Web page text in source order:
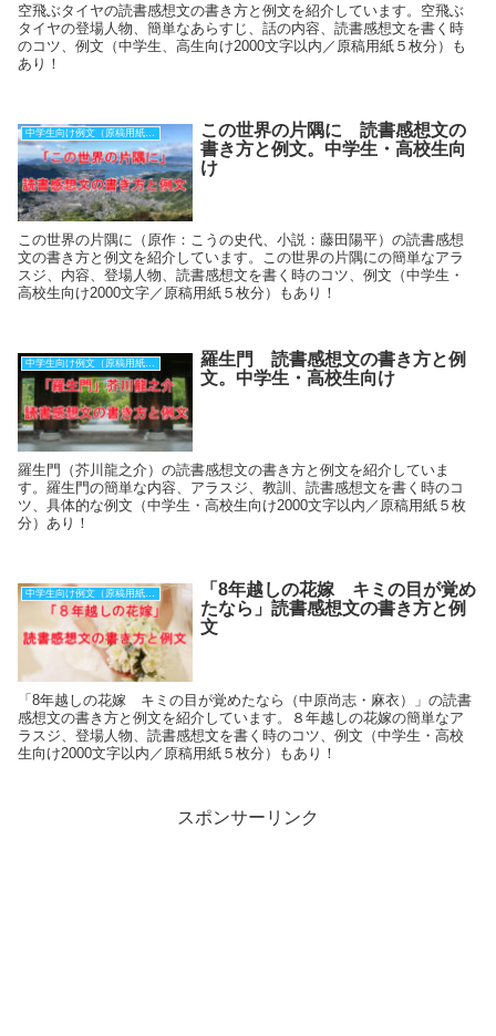
空飛ぶタイヤの読書感想文の書き方と例文を紹介しています。空飛ぶ
タイヤの登場人物、簡単なあらすじ、話の内容、読書感想文を書く時
のコツ、例文（中学生、高生向け2000文字以内／原稿用紙５枚分）も
あり！
中学生向け例文（原稿用紙５枚）
この世界の片隅に 読書感想文の
書き方と例文。中学生・高校生向
け
この世界の片隅に（原作：こうの史代、小説：藤田陽平）の読書感想
文の書き方と例文を紹介しています。この世界の片隅にの簡単なアラ
スジ、内容、登場人物、読書感想文を書く時のコツ、例文（中学生・
高校生向け2000文字／原稿用紙５枚分）もあり！
中学生向け例文（原稿用紙５枚）
羅生門 読書感想文の書き方と例
文。中学生・高校生向け
羅生門（芥川龍之介）の読書感想文の書き方と例文を紹介していま
す。羅生門の簡単な内容、アラスジ、教訓、読書感想文を書く時のコ
ツ、具体的な例文（中学生・高校生向け2000文字以内／原稿用紙５枚
分）あり！
「8年越しの花嫁 キミの目が覚め
たなら」読書感想文の書き方と例
文
「8年越しの花嫁 キミの目が覚めたなら（中原尚志・麻衣）」の読書
感想文の書き方と例文を紹介しています。８年越しの花嫁の簡単なア
ラスジ、登場人物、読書感想文を書く時のコツ、例文（中学生・高校
生向け2000文字以内／原稿用紙５枚分）もあり！
スポンサーリンク